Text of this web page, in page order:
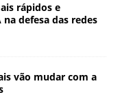
rápidos e
defesa das redes
vão mudar com a